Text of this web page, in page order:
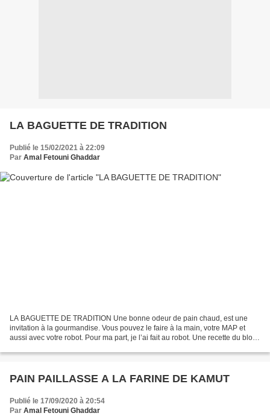
LA BAGUETTE DE TRADITION
Publié le 15/02/2021 à 22:09
Par Amal Fetouni Ghaddar
LA BAGUETTE DE TRADITION Une bonne odeur de pain chaud, est une
invitation à la gourmandise. Vous pouvez le faire à la main, votre MAP et
aussi avec votre robot. Pour ma part, je l’ai fait au robot. Une recette du blog
PAIN PAILLASSE A LA FARINE DE KAMUT
Publié le 17/09/2020 à 20:54
Par Amal Fetouni Ghaddar